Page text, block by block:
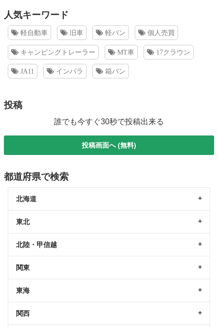
人気キーワード
軽自動車 旧車 軽バン 個人売買
キャンピングトレーラー MT車 17クラウン
JA11 インパラ 箱バン
投稿
誰でも今すぐ30秒で投稿出来る
投稿画面へ (無料)
都道府県で検索
北海道
東北
北陸・甲信越
関東
東海
関西